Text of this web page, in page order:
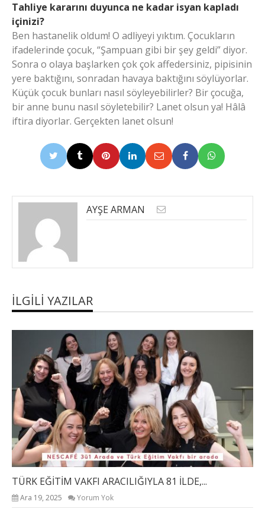
Tahliye kararını duyunca ne kadar isyan kapladı
içinizi?
Ben hastanelik oldum! O adliyeyi yıktım. Çocukların
ifadelerinde çocuk, “Şampuan gibi bir şey geldi” diyor.
Sonra o olaya başlarken çok çok affedersiniz, pipisinin
yere baktığını, sonradan havaya baktığını söylüyorlar.
Küçük çocuk bunları nasıl söyleyebilirler? Bir çocuğa,
bir anne bunu nasıl söyletebilir? Lanet olsun ya! Hâlâ
iftira diyorlar. Gerçekten lanet olsun!
AYŞE ARMAN
İLGILI YAZILAR
TÜRK EĞİTİM VAKFI ARACILIĞIYLA 81 İLDE,...
Ara 19, 2025 Yorum Yok